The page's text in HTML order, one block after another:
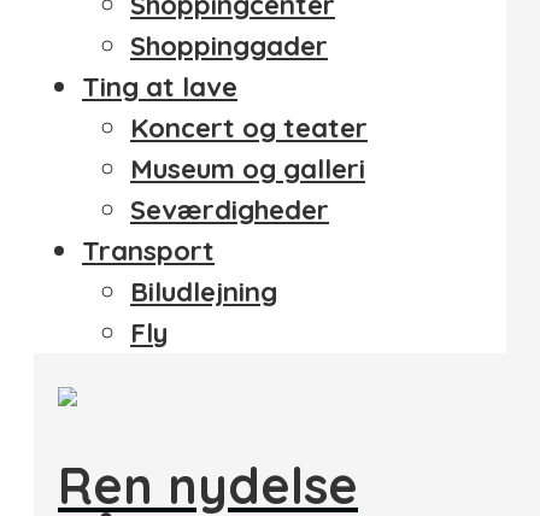
Shoppinggader
Ting at lave
Koncert og teater
Museum og galleri
Seværdigheder
Transport
Biludlejning
Fly
Ren nydelse